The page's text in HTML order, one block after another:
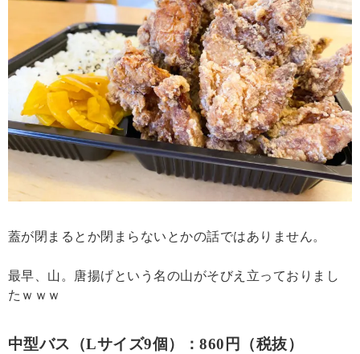
蓋が閉まるとか閉まらないとかの話ではありません。
最早、山。唐揚げという名の山がそびえ立っておりまし
たｗｗｗ
中型バス（Lサイズ9個）：860円（税抜）